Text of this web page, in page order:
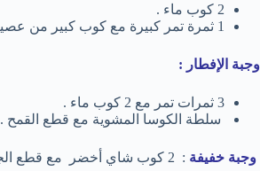
2 كوب ماء .
1 ثمرة تمر كبيرة مع كوب كبير من عصير السموثي .
وجبة الإفطار :
3 ثمرات تمر مع 2 كوب ماء .
سلطة الكوسا المشوية مع قطع القمح .
وجبة خفيفة : 2 كوب شاي أخضر مع قطع الجزر الطازج .